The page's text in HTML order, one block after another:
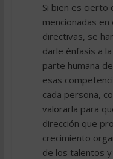
Si bien es cierto
mencionadas
directivas, se
darle énfasis a
parte humana
esas
cada persona,
valorarla para
dirección que
crecimiento
de los talentos